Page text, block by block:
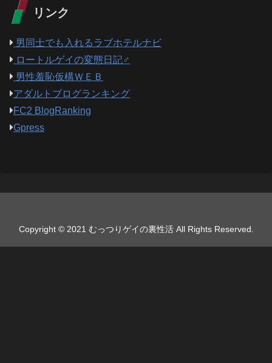
リンク
男同士でも入れるラブホテルナビ
ロートルゲイの変態日記♂
男性羞恥仮構ＷＥＢ
アダルトブログランキング
FC2 BlogRanking
Gpress
Copyright © 2021 むっつりゲイの裏性活 All Rights Reserved.